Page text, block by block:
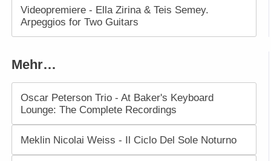
Videopremiere - Ella Zirina & Teis Semey.
Arpeggios for Two Guitars
Mehr…
Oscar Peterson Trio - At Baker's Keyboard
Lounge: The Complete Recordings
Meklin Nicolai Weiss - Il Ciclo Del Sole Noturno